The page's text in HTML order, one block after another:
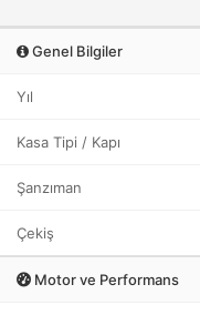
Genel Bilgiler
Yıl
Kasa Tipi / Kapı
Şanzıman
Çekiş
Motor ve Performans